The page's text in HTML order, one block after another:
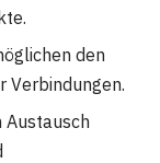
den
Verbindungen.
Austausch